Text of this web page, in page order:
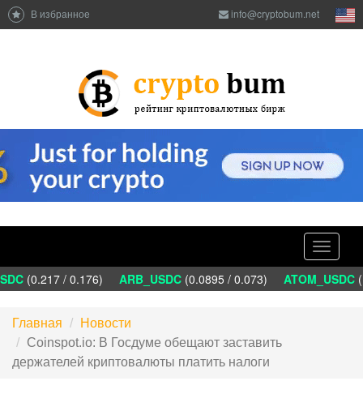
В избранное info@cryptobum.net
Toggle
(0.217 / 0.176) ARB_USDC(0.0895 / 0.073) ATOM_USDC
Главная
Новости
Coinspot.io: В Госдуме обещают заставить
держателей криптовалюты платить налоги